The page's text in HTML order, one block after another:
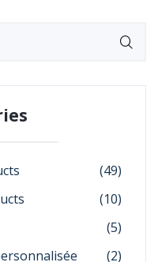
(49)
(10)
(5)
(2)